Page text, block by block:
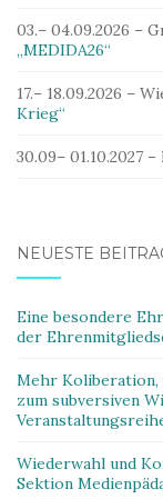
03.– 04.09.2026 –
„MEDIDA26“
17.– 18.09.2026 –
Krieg“
30.09– 01.10.2027
NEUESTE
Eine besondere
der
Mehr Koliberation,
zum subversiven
Wiederwahl und
Sektion